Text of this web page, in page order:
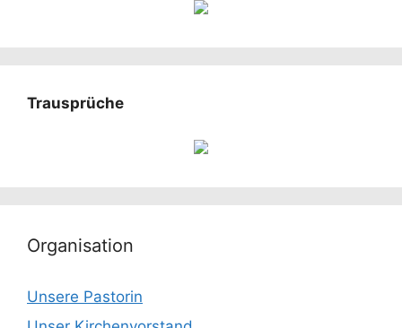
Trausprüche
Organisation
Unsere Pastorin